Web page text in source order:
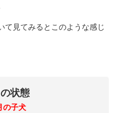
て見てみるとこのような感じ
状態
の子犬